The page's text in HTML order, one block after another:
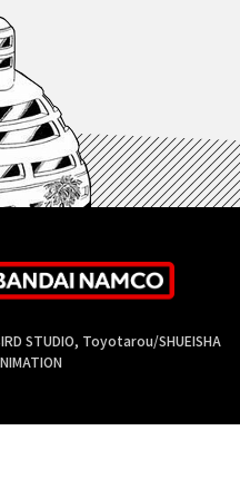
STUDIO, Toyotarou/SHUEISHA